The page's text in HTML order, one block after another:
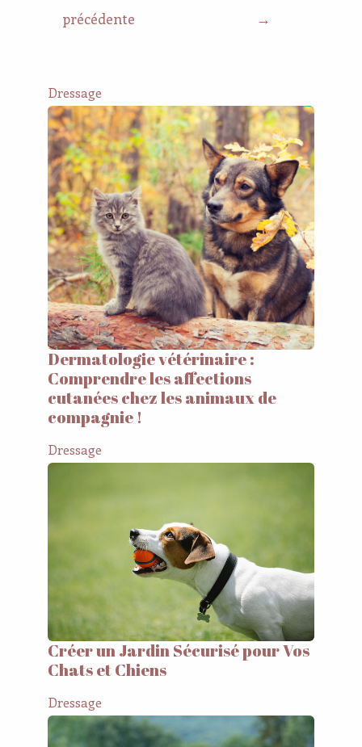
précédente
→
Dressage
Dermatologie vétérinaire :
Comprendre les affections
cutanées chez les animaux de
compagnie !
Dressage
Créer un Jardin Sécurisé pour Vos
Chats et Chiens
Dressage